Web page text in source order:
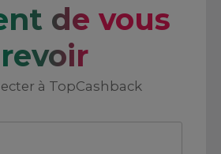
de vous
revoir
à TopCashback